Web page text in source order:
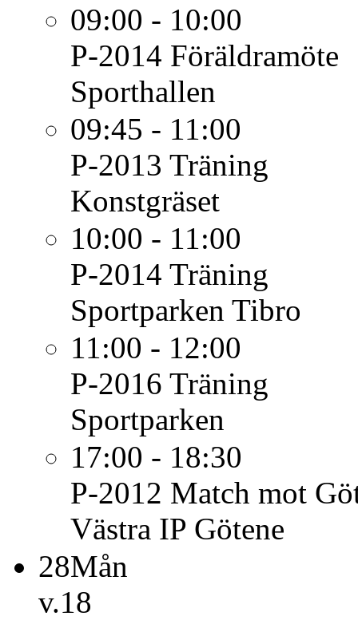
09:00 - 10:00
P-2014 Föräldramöte
Sporthallen
09:45 - 11:00
P-2013 Träning
Konstgräset
10:00 - 11:00
P-2014 Träning
Sportparken Tibro
11:00 - 12:00
P-2016 Träning
Sportparken
17:00 - 18:30
P-2012 Match mot
Västra IP Götene
28Mån
v.18